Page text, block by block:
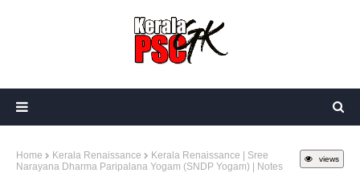
views
Home Kerala Renaissance
Kerala Renaissance | Sree
Narayana Dharma Paripalana Yogam (SNDP Yogam) | Notes